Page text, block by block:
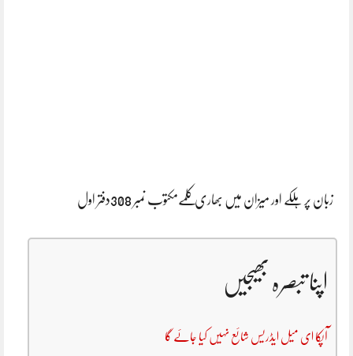
زبان پر ہلکے اور میزان میں بھاری کلمےمکتوب نمبر 308دفتر اول
اپنا تبصرہ بھیجیں
آپکا ای میل ایڈریس شائع نہیں کیا جائے گا